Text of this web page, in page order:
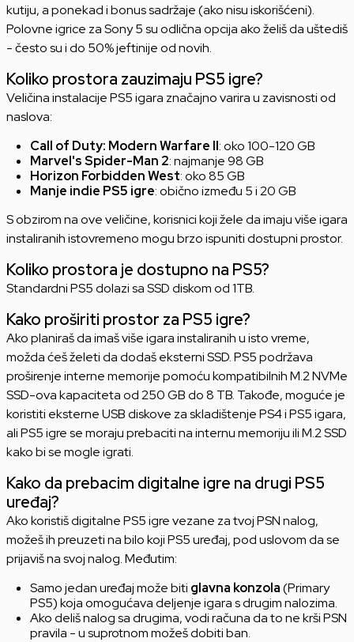
kutiju, a ponekad i bonus sadržaje (ako nisu iskorišćeni).
Polovne igrice za Sony 5 su odlična opcija ako želiš da uštediš
- često su i do 50% jeftinije od novih.
Koliko prostora zauzimaju PS5 igre?
Veličina instalacije PS5 igara značajno varira u zavisnosti od
naslova:
Call of Duty: Modern Warfare II: oko 100-120 GB
Marvel's Spider-Man 2: najmanje 98 GB
Horizon Forbidden West: oko 85 GB
Manje indie PS5 igre: obično između 5 i 20 GB
S obzirom na ove veličine, korisnici koji žele da imaju više igara
instaliranih istovremeno mogu brzo ispuniti dostupni prostor.
Koliko prostora je dostupno na PS5?
Standardni PS5 dolazi sa SSD diskom od 1TB.
Kako proširiti prostor za PS5 igre?
Ako planiraš da imaš više igara instaliranih u isto vreme,
možda ćeš želeti da dodaš eksterni SSD. PS5 podržava
proširenje interne memorije pomoću kompatibilnih M.2 NVMe
SSD-ova kapaciteta od 250 GB do 8 TB. Takođe, moguće je
koristiti eksterne USB diskove za skladištenje PS4 i PS5 igara,
ali PS5 igre se moraju prebaciti na internu memoriju ili M.2 SSD
kako bi se mogle igrati.
Kako da prebacim digitalne igre na drugi PS5
uređaj?
Ako koristiš digitalne PS5 igre vezane za tvoj PSN nalog,
možeš ih preuzeti na bilo koji PS5 uređaj, pod uslovom da se
prijaviš na svoj nalog. Međutim:
Samo jedan uređaj može biti glavna konzola(Primary
PS5) koja omogućava deljenje igara s drugim nalozima.
Ako deliš nalog sa drugima, vodi računa da to ne krši PSN
pravila - u suprotnom možeš dobiti ban.